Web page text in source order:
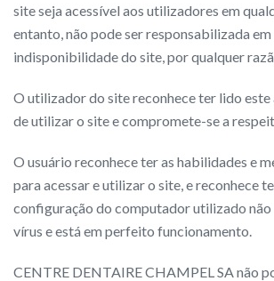
site seja acessível aos utilizadores em
entanto, não pode ser responsabilizada em
indisponibilidade do site, por qualquer
O utilizador do site reconhece ter lido este
de utilizar o site e compromete-se a
O usuário reconhece ter as habilidades e
para acessar e utilizar o site, e reconhece
configuração do computador utilizado não
vírus e está em perfeito funcionamento.
CENTRE DENTAIRE CHAMPEL SA não